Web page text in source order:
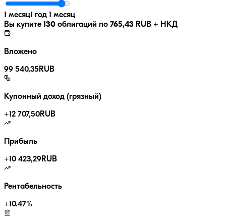
1 месяц1 год 1 месяц
Вы купите 130 облигаций по 765,43 RUB + НКД
Вложено
99 540,35 RUB
Купонный доход (грязный)
+12 707,50RUB
Прибыль
+10 423,29RUB
Рентабельность
+10.47%